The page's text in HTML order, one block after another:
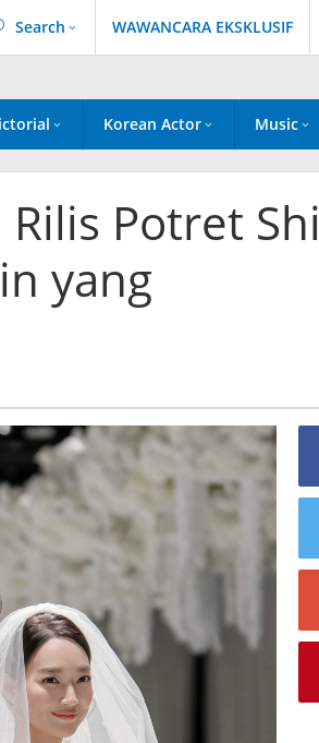
Search WAWANCARA EKSKLUSIF
Korean Actor Music
Potret
yang